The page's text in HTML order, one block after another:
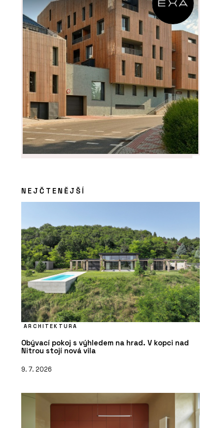
PRODUKTY
Aplikace Twinmotion - CEGRA
vylepšení, která ocení architekti
ČLÁNKY
Zvenku moderní a účelná
NEJČTENĚJŠÍ
ARCHITEKTURA
Obývací pokoj s výhledem na hrad. V kopci nad
Nitrou stojí nová vila
9. 7. 2026